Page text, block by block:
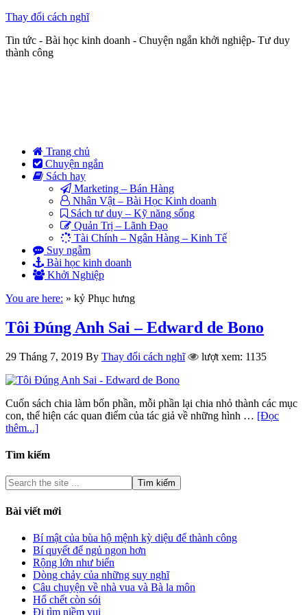
Thay đổi cách nghĩ
Tin tức - Bài học kinh doanh - Chuyện ngắn khởi nghiệp- Tư duy
thành công
Trang chủ
Chuyện ngắn
Sách hay
Marketing – Bán Hàng
Nhân Vật – Bài Học Kinh doanh
Sách tư duy – Kỹ năng sống
Quản Trị – Lãnh Đạo
Tài Chính – Ngân Hàng – Kinh Tế
Suy ngẫm
Bài học kinh doanh
Khởi Nghiệp
You are here: » kỷ Phục hưng
Tôi Đúng Anh Sai – Edward de Bono
29 Tháng 7, 2019 By Thay đổi cách nghĩ lượt xem: 1135
Cuốn sách chia làm bốn phần, mỗi phần lại chia nhỏ thành các mục
con, thể hiện các quan điểm của tác giả về những hình … [Đọc
thêm...]
Tìm kiếm
Bài viết mới
Bí mật của bùa hộ mệnh kỳ diệu để thành công
Bí quyết để ngủ ngon hơn
Rộng lớn như biển
Dòng chảy của những suy nghĩ
Câu chuyện về nhà vua và Bà la môn
Hổ chết còn sói
Đi tìm niềm vui